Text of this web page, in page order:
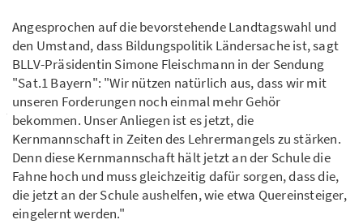
Angesprochen auf die bevorstehende Landtagswahl und
den Umstand, dass Bildungspolitik Ländersache ist, sagt
BLLV-Präsidentin Simone Fleischmann in der Sendung
"Sat.1 Bayern": "Wir nützen natürlich aus, dass wir mit
unseren Forderungen noch einmal mehr Gehör
bekommen. Unser Anliegen ist es jetzt, die
Kernmannschaft in Zeiten des Lehrermangels zu stärken.
Denn diese Kernmannschaft hält jetzt an der Schule die
Fahne hoch und muss gleichzeitig dafür sorgen, dass die,
die jetzt an der Schule aushelfen, wie etwa Quereinsteiger,
eingelernt werden."